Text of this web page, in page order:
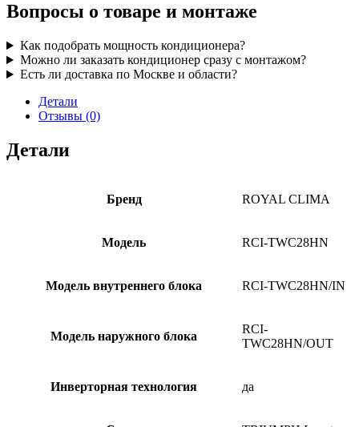
Вопросы о товаре и монтаже
Как подобрать мощность кондиционера?
Можно ли заказать кондиционер сразу с монтажом?
Есть ли доставка по Москве и области?
Детали
Отзывы (0)
Детали
Бренд ROYAL CLIMA
Модель RCI-TWC28HN
Модель внутреннего блока RCI-TWC28HN/IN
Модель наружного блока
RCI-
TWC28HN/OUT
Инверторная технология да